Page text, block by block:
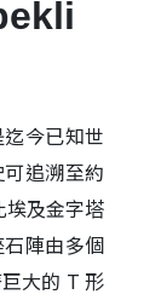
今已知世
追溯至約
埃及金字塔
陣由多個
大的 T 形